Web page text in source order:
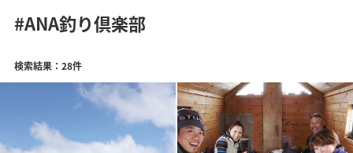
#ANA釣り倶楽部
検索結果：28件